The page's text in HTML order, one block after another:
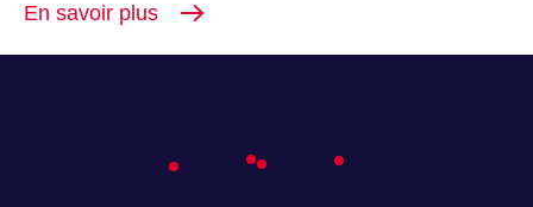
En savoir plus